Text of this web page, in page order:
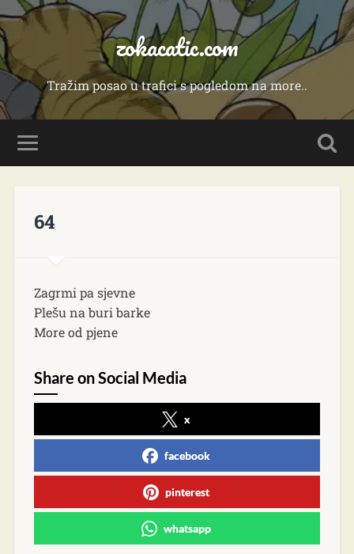
zokacatic.com
Tražim posao u trafici s pogledom na more..
64
Zagrmi pa sjevne
Plešu na buri barke
More od pjene
Share on Social Media
x
facebook
pinterest
whatsapp